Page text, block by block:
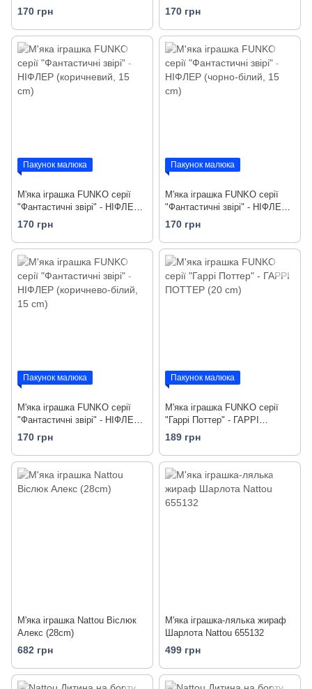
(сірий, 15 cm)
170 грн
(чорний, 15 cm)
170 грн
Пакунок малюка
М'яка іграшка FUNKO серії
"Фантастичні звірі" - НІФЛЕР
(коричневий, 15 cm)
170 грн
Пакунок малюка
М'яка іграшка FUNKO серії
"Фантастичні звірі" - НІФЛЕР
(чорно-білий, 15 cm)
170 грн
Пакунок малюка
М'яка іграшка FUNKO серії
"Фантастичні звірі" - НІФЛЕР
(коричнево-білий, 15 cm)
170 грн
Пакунок малюка
М'яка іграшка FUNKO серії
"Гаррі Поттер" - ГАРРІ
ПОТТЕР (20 cm)
189 грн
М'яка іграшка Nattou Віслюк
Алекс (28cm)
682 грн
М'яка іграшка-лялька жираф
Шарлота Nattou 655132
499 грн